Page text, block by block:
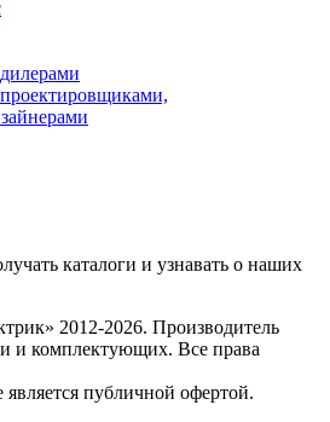
каталоги и узнавать о наших
2012-2026. Производитель
и комплектующих. Все права
публичной офертой.